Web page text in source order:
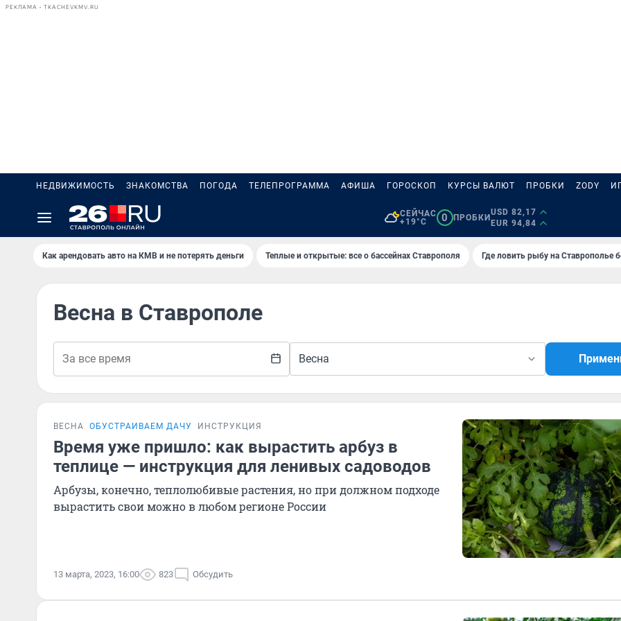
РЕКЛАМА • TKACHEVKMV.RU
НЕДВИЖИМОСТЬ ЗНАКОМСТВА ПОГОДА ТЕЛЕПРОГРАММА АФИША ГОРОСКОП КУРСЫ ВАЛЮТ ПРОБКИ ZODY
СЕЙЧАС
+19°C
0 ПРОБКИ
USD 82,17
EUR 94,84
Как арендовать авто на КМВ и не потерять деньги Теплые и открытые: все о бассейнах Ставрополя Где ловить рыбу на Ставрополье
Весна в Ставрополе
Весна
ВЕСНА ОБУСТРАИВАЕМ ДАЧУ ИНСТРУКЦИЯ
Время уже пришло: как вырастить арбуз в
теплице — инструкция для ленивых садоводов
Арбузы, конечно, теплолюбивые растения, но при должном подходе
вырастить свои можно в любом регионе России
13 марта, 2023, 16:00 823 Обсудить